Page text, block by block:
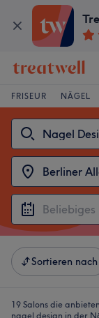
FRISEUR NÄGEL
Sortieren nach
19 Salons die
nagel design in der